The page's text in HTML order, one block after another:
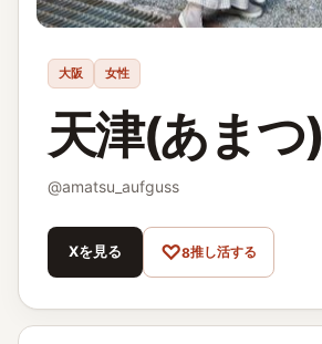
大阪 女性
天津(あまつ)
@amatsu_aufguss
Xを見る ♡8推し活する